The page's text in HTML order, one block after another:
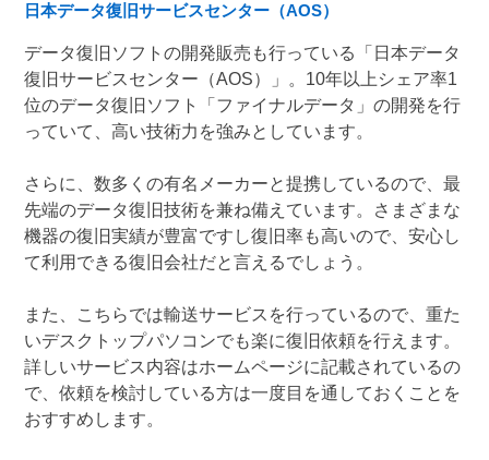
日本データ復旧サービスセンター（AOS）
データ復旧ソフトの開発販売も行っている「日本データ
復旧サービスセンター（AOS）」。10年以上シェア率1
位のデータ復旧ソフト「ファイナルデータ」の開発を行
っていて、高い技術力を強みとしています。
さらに、数多くの有名メーカーと提携しているので、最
先端のデータ復旧技術を兼ね備えています。さまざまな
機器の復旧実績が豊富ですし復旧率も高いので、安心し
て利用できる復旧会社だと言えるでしょう。
また、こちらでは輸送サービスを行っているので、重た
いデスクトップパソコンでも楽に復旧依頼を行えます。
詳しいサービス内容はホームページに記載されているの
で、依頼を検討している方は一度目を通しておくことを
おすすめします。